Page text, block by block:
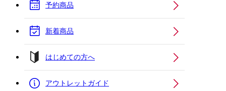
予約商品
新着商品
はじめての方へ
アウトレットガイド